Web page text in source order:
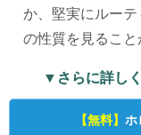
か、堅実にルー
の性質を見ること
▼さらに詳し
【無料】 ホ